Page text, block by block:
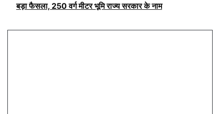
बड़ा फैसला, 250 वर्ग मीटर भूमि राज्य सरकार के नाम